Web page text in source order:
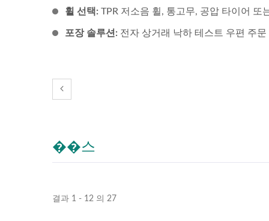
휠 선택: TPR 저소음 휠, 통고무, 공압 타이어 또
포장 솔루션: 전자 상거래 낙하 테스트 우편 주
��스
결과 1 - 12 의 27